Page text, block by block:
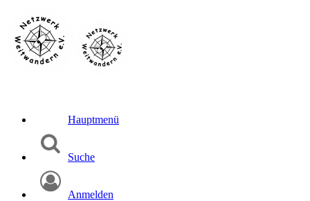
Hauptmenü
Suche
Anmelden